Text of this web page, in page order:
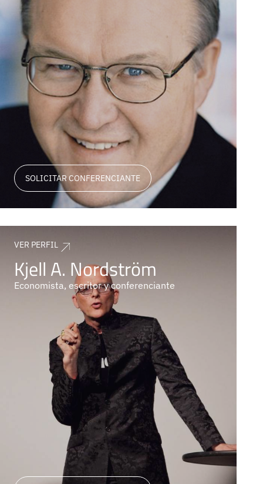
SOLICITAR CONFERENCIANTE
VER PERFIL
Kjell A. Nordström
Economista, escritor y conferenciante